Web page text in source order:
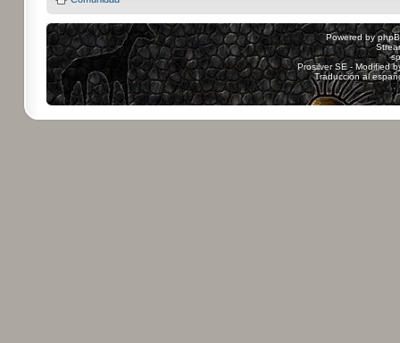
Powered by
Prosilver SE - Modified
Traducción al